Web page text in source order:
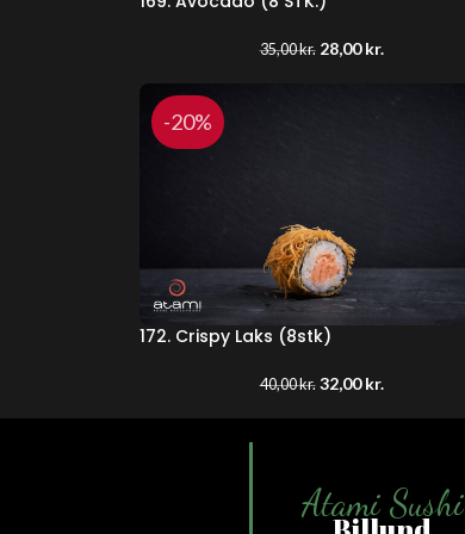
35,00kr. 28,00kr.
-20%
172. Crispy Laks (8stk)
40,00kr. 32,00kr.
Atami Sushi